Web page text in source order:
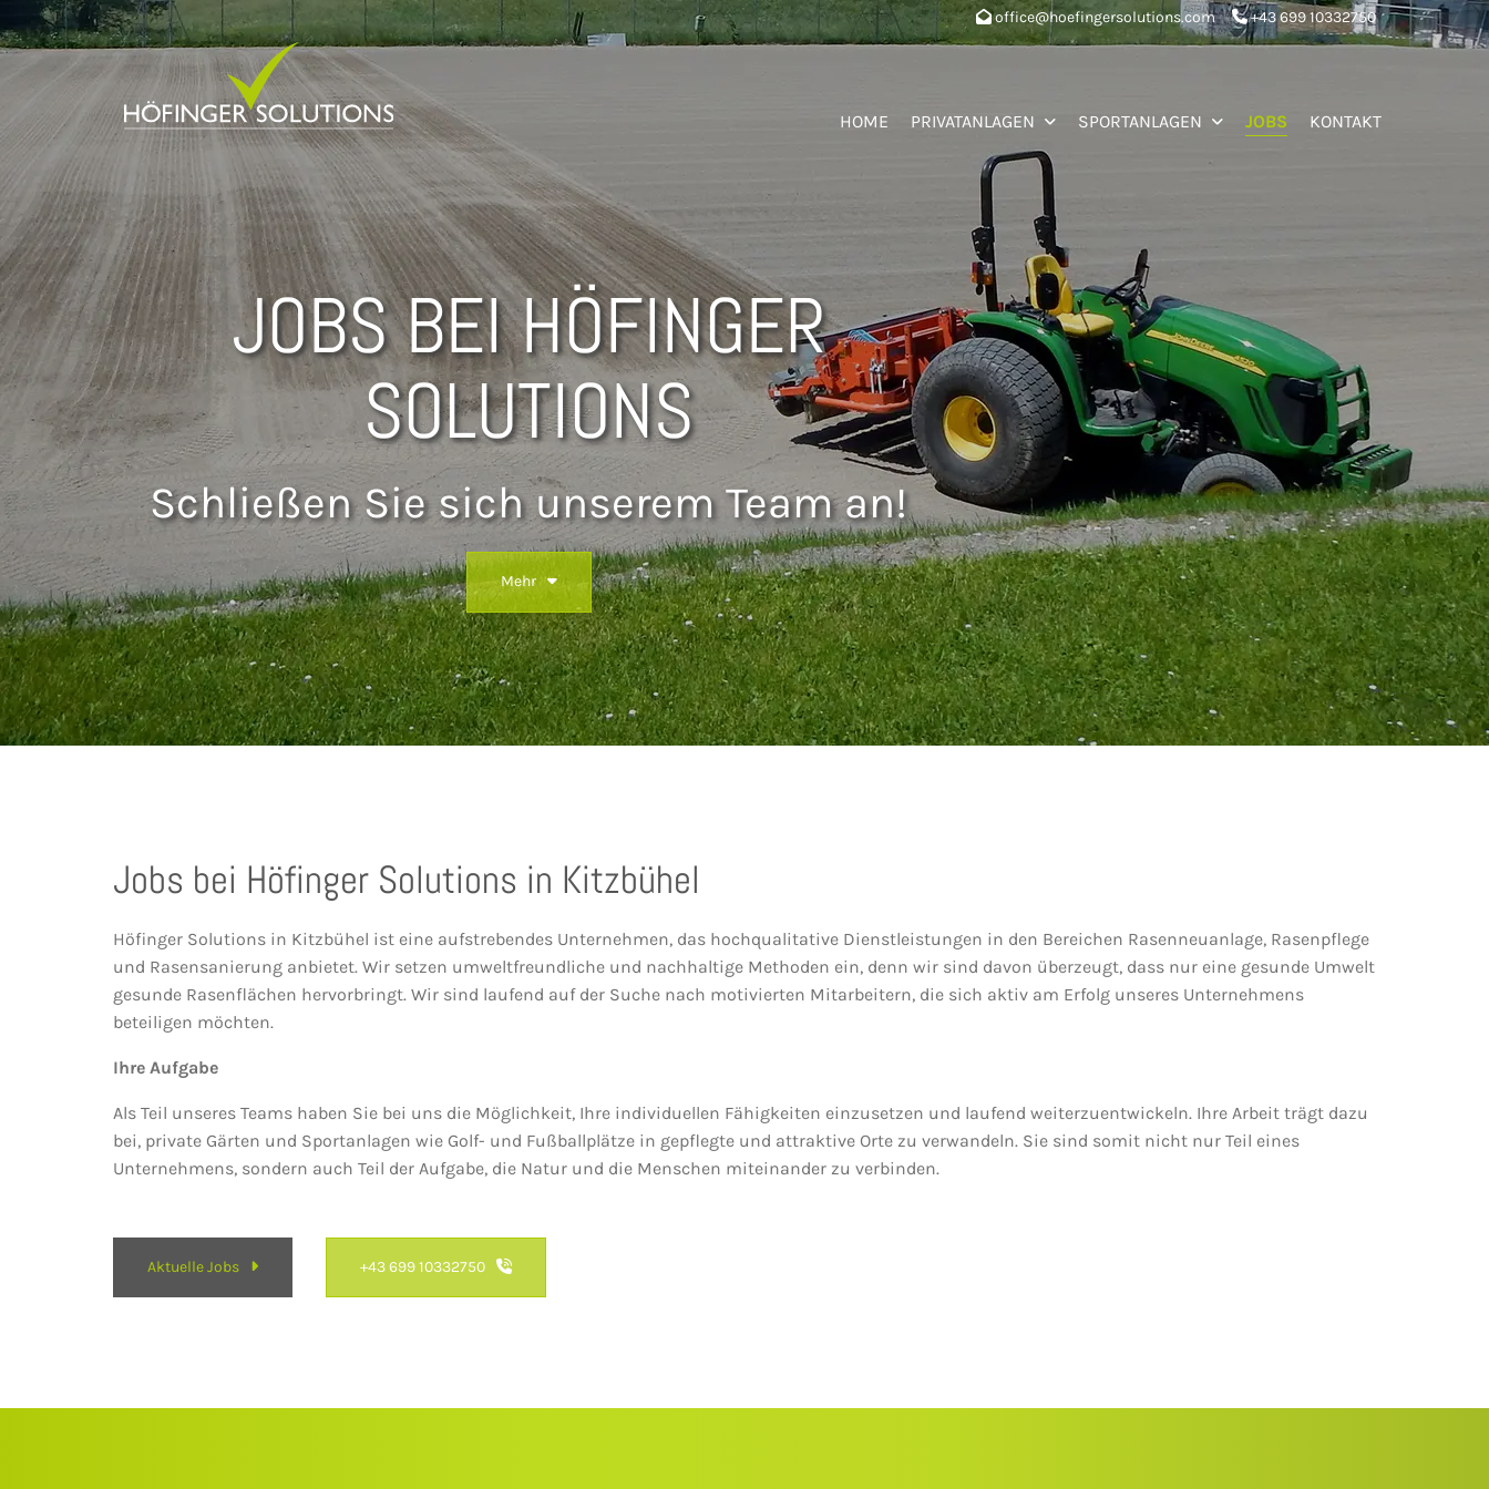
 office@hoefingersolutions.com  +43 699 10332750
HOME PRIVATANLAGEN SPORTANLAGEN JOBS KONTAKT
JOBS BEI HÖFINGER
SOLUTIONS
Schließen Sie sich unserem Team an!
Mehr
Jobs bei Höfinger Solutions in Kitzbühel
Höfinger Solutions in Kitzbühel ist eine aufstrebendes Unternehmen, das hochqualitative Dienstleistungen in den Bereichen Rasenneuanlage, Rasenpflege
und Rasensanierung anbietet. Wir setzen umweltfreundliche und nachhaltige Methoden ein, denn wir sind davon überzeugt, dass nur eine gesunde Umwelt
gesunde Rasenflächen hervorbringt. Wir sind laufend auf der Suche nach motivierten Mitarbeitern, die sich aktiv am Erfolg unseres Unternehmens
beteiligen möchten.
Ihre Aufgabe
Als Teil unseres Teams haben Sie bei uns die Möglichkeit, Ihre individuellen Fähigkeiten einzusetzen und laufend weiterzuentwickeln. Ihre Arbeit trägt dazu
bei, private Gärten und Sportanlagen wie Golf- und Fußballplätze in gepflegte und attraktive Orte zu verwandeln. Sie sind somit nicht nur Teil eines
Unternehmens, sondern auch Teil der Aufgabe, die Natur und die Menschen miteinander zu verbinden.
Aktuelle Jobs +43 699 10332750